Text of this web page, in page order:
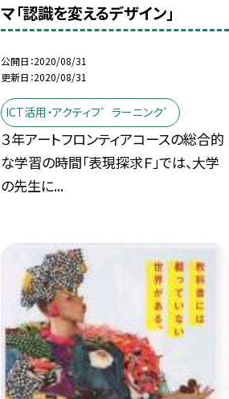
マ「認識を変えるデザイン」
公開日 2020/08/31
更新日 2020/08/31
ICT活用・アクティフ゛ラーニンク゛
３年アートフロンティアコースの総合的
な学習の時間「表現探求Ｆ」では、大学
の先生に...